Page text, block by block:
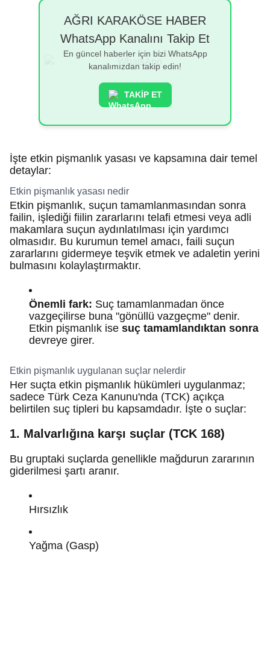
AĞRI KARAKÖSE HABER
WhatsApp Kanalını Takip Et
En güncel haberler için bizi WhatsApp
kanalımızdan takip edin!
TAKİP ET
İşte etkin pişmanlık yasası ve kapsamına dair temel
detaylar:
Etkin pişmanlık yasası nedir
Etkin pişmanlık, suçun tamamlanmasından sonra
failin, işlediği fiilin zararlarını telafi etmesi veya adli
makamlara suçun aydınlatılması için yardımcı
olmasıdır. Bu kurumun temel amacı, faili suçun
zararlarını gidermeye teşvik etmek ve adaletin yerini
bulmasını kolaylaştırmaktır.
Önemli fark: Suç tamamlanmadan önce
vazgeçilirse buna "gönüllü vazgeçme" denir.
Etkin pişmanlık ise suç tamamlandıktan sonra
devreye girer.
Etkin pişmanlık uygulanan suçlar nelerdir
Her suçta etkin pişmanlık hükümleri uygulanmaz;
sadece Türk Ceza Kanunu'nda (TCK) açıkça
belirtilen suç tipleri bu kapsamdadır. İşte o suçlar:
1. Malvarlığına karşı suçlar (TCK 168)
Bu gruptaki suçlarda genellikle mağdurun zararının
giderilmesi şartı aranır.
Hırsızlık
Yağma (Gasp)